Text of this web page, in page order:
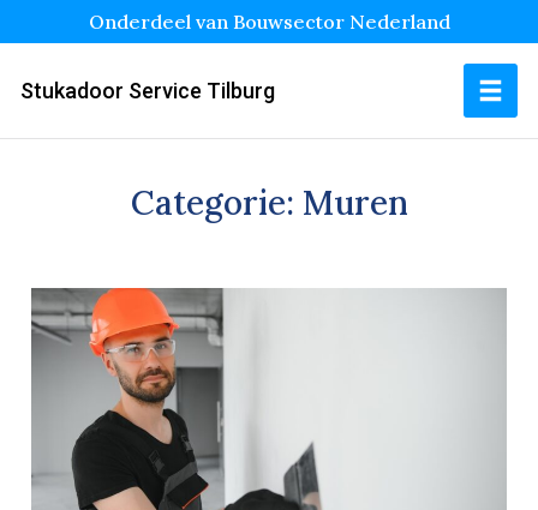
Onderdeel van Bouwsector Nederland
Stukadoor Service Tilburg
Categorie: Muren